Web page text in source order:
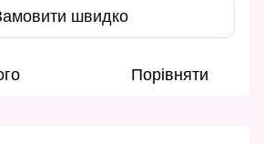
швидко
Порівняти